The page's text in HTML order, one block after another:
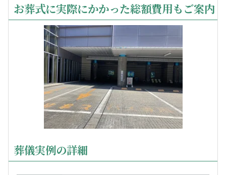
お葬式に実際にかかった総額費用もご案内
葬儀実例の詳細